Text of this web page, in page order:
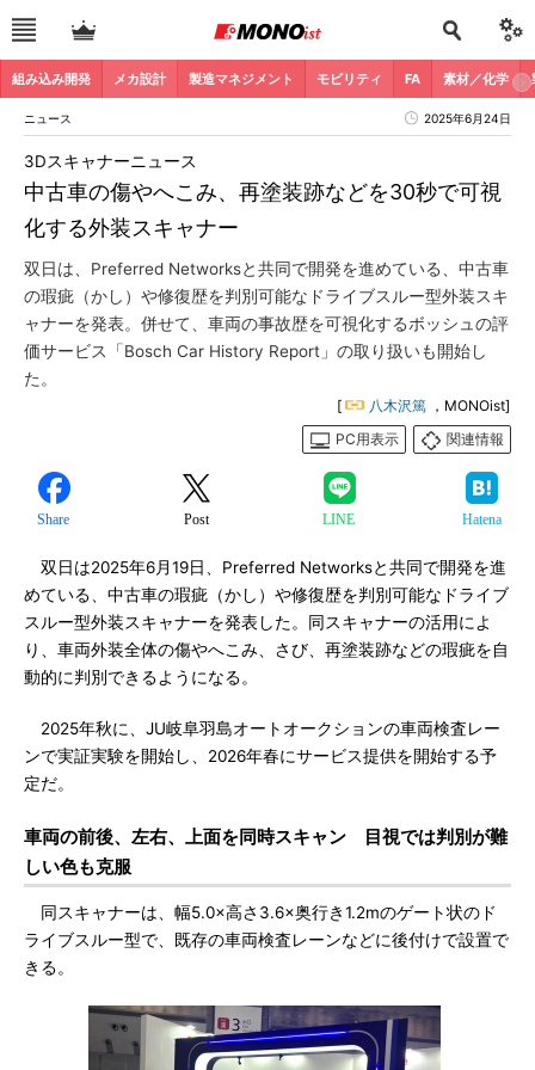
組み込み開発 メカ設計 製造マネジメント モビリティ FA 素材／化学
ニュース 2025年6月24日
中古車の傷やへこみ、再塗装跡などを30秒で可視
化する外装スキャナー
3Dスキャナーニュース
双日は、Preferred Networksと共同で開発を進めている、中古車
の瑕疵（かし）や修復歴を判別可能なドライブスルー型外装スキ
ャナーを発表。併せて、車両の事故歴を可視化するボッシュの評
価サービス「Bosch Car History Report」の取り扱いも開始し
た。
[ 八木沢篤 ，MONOist]
PC用表示
関連情報
Share Post LINE Hatena
双日は2025年6月19日、Preferred Networksと共同で開発を進
めている、中古車の瑕疵（かし）や修復歴を判別可能なドライブ
スルー型外装スキャナーを発表した。同スキャナーの活用によ
り、車両外装全体の傷やへこみ、さび、再塗装跡などの瑕疵を自
動的に判別できるようになる。
2025年秋に、JU岐阜羽島オートオークションの車両検査レー
ンで実証実験を開始し、2026年春にサービス提供を開始する予
定だ。
車両の前後、左右、上面を同時スキャン 目視では判別が難
しい色も克服
同スキャナーは、幅5.0×高さ3.6×奥行き1.2mのゲート状のド
ライブスルー型で、既存の車両検査レーンなどに後付けで設置で
きる。